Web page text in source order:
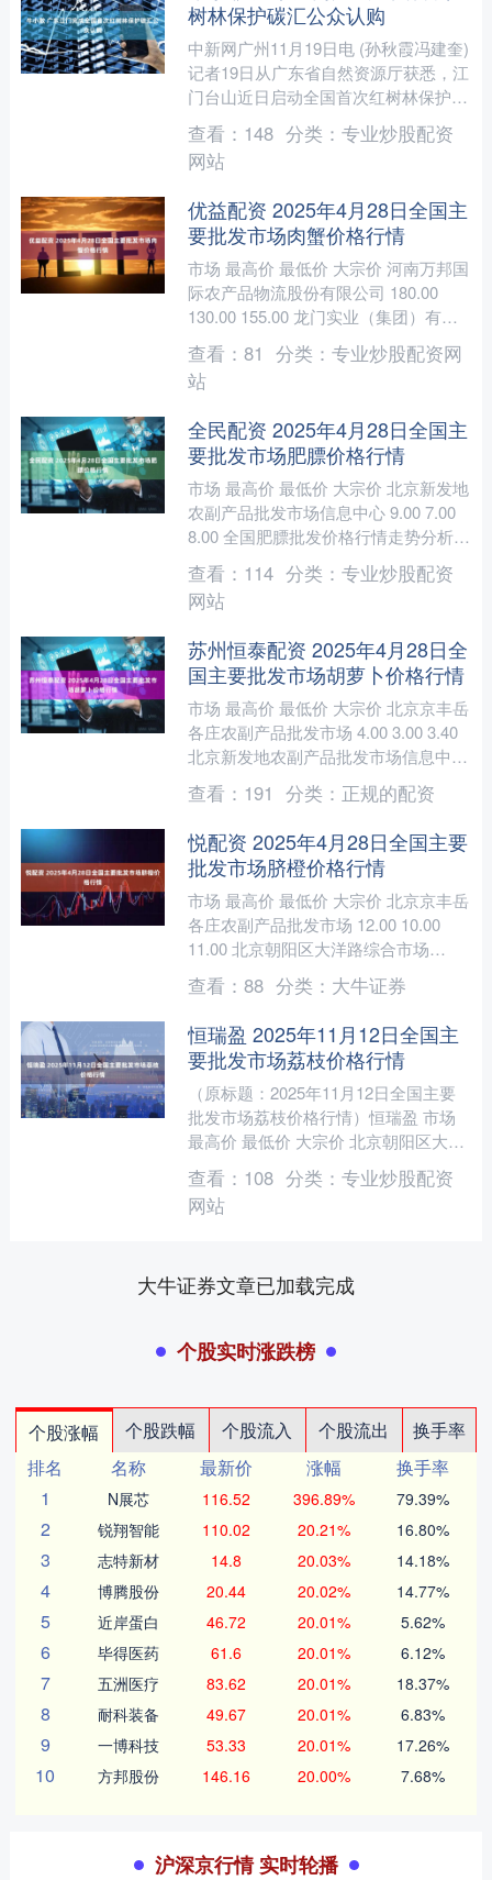
树林保护碳汇公众认购
中新网广州11月19日电 (孙秋霞冯建奎)
记者19日从广东省自然资源厅获悉，江
门台山近日启动全国首次红树林保护碳
汇公众认购，首批红树林保护碳汇以
336元/吨价格....
查看： 148 分类： 专业炒股配资
网站
优益配资 2025年4月28日全国主
要批发市场肉蟹价格行情
市场 最高价 最低价 大宗价 河南万邦国
际农产品物流股份有限公司 180.00
130.00 155.00 龙门实业（集团）有限
公司西三街农副水产品市场 120....
查看： 81 分类： 专业炒股配资网
站
全民配资 2025年4月28日全国主
要批发市场肥膘价格行情
市场 最高价 最低价 大宗价 北京新发地
农副产品批发市场信息中心 9.00 7.00
8.00 全国肥膘批发价格行情走势分析全
民配资 从今日全国肥膘批发市场价
格....
查看： 114 分类： 专业炒股配资
网站
苏州恒泰配资 2025年4月28日全
国主要批发市场胡萝卜价格行情
市场 最高价 最低价 大宗价 北京京丰岳
各庄农副产品批发市场 4.00 3.00 3.40
北京新发地农副产品批发市场信息中心
3.10 2.50 2.80 北....
查看： 191 分类： 正规的配资
悦配资 2025年4月28日全国主要
批发市场脐橙价格行情
市场 最高价 最低价 大宗价 北京京丰岳
各庄农副产品批发市场 12.00 10.00
11.00 北京朝阳区大洋路综合市场
10.00 9.00 9.50 天津....
查看： 88 分类： 大牛证券
恒瑞盈 2025年11月12日全国主
要批发市场荔枝价格行情
（原标题：2025年11月12日全国主要
批发市场荔枝价格行情）恒瑞盈 市场
最高价 最低价 大宗价 北京朝阳区大洋
路综合市场 17.00 11.00 13.00....
查看： 108 分类： 专业炒股配资
网站
大牛证券文章已加载完成
个股实时涨跌榜
个股涨幅 个股跌幅 个股流入 个股流出
换手率
排名
名称 最新价 涨幅
换手率
1
N展芯 116.52 396.89% 79.39%
2 锐翔智能 110.02 20.21% 16.80%
3 志特新材 14.8 20.03% 14.18%
4 博腾股份 20.44 20.02% 14.77%
5 近岸蛋白 46.72 20.01% 5.62%
6 毕得医药 61.6 20.01% 6.12%
7 五洲医疗 83.62 20.01% 18.37%
8 耐科装备 49.67 20.01% 6.83%
9 一博科技 53.33 20.01% 17.26%
10 方邦股份 146.16 20.00% 7.68%
沪深京行情 实时轮播